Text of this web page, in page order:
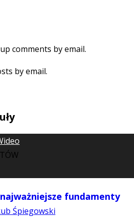
comments by email.
by email.
fundamenty
Śpiegowski